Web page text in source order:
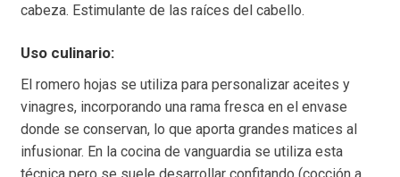
cabeza. Estimulante de las raíces del cabello.
Uso culinario:
El romero hojas se utiliza para personalizar aceites y
vinagres, incorporando una rama fresca en el envase
donde se conservan, lo que aporta grandes matices al
infusionar. En la cocina de vanguardia se utiliza esta